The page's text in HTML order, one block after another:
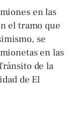
en las
el tramo que
se
en las
de la
de El